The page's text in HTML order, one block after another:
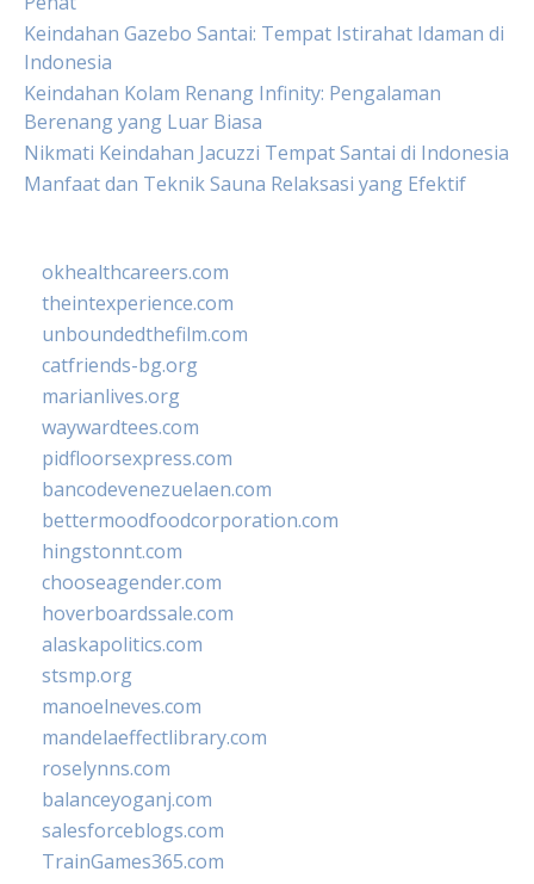
Keindahan Gazebo Santai: Tempat Istirahat Idaman di
Indonesia
Keindahan Kolam Renang Infinity: Pengalaman
Berenang yang Luar Biasa
Nikmati Keindahan Jacuzzi Tempat Santai di Indonesia
Manfaat dan Teknik Sauna Relaksasi yang Efektif
okhealthcareers.com
theintexperience.com
unboundedthefilm.com
catfriends-bg.org
marianlives.org
waywardtees.com
pidfloorsexpress.com
bancodevenezuelaen.com
bettermoodfoodcorporation.com
hingstonnt.com
chooseagender.com
hoverboardssale.com
alaskapolitics.com
stsmp.org
manoelneves.com
mandelaeffectlibrary.com
roselynns.com
balanceyoganj.com
salesforceblogs.com
TrainGames365.com